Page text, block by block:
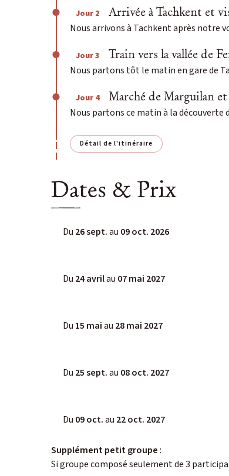
Jour 2 Arrivée à Tachkent et
Nous arrivons à Tachkent après notre
Jour 3 Train vers la vallée de
Nous partons tôt le matin en gare de
Jour 4 Marché de Marguilan et en
Nous partons ce matin à la découverte
Détail de l'itinéraire
Dates & Prix
Du 26 sept.au 09 oct. 2026
Du 24 avrilau 07 mai 2027
Du 15 maiau 28 mai 2027
Du 25 sept.au 08 oct. 2027
Du 09 oct.au 22 oct. 2027
Supplément petit groupe:
Si groupe composé seulement de 3